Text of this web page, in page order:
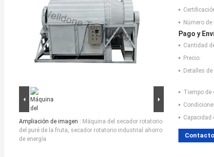
Ampliación de imagen : Máquina del secador rotatorio
del puré de la fruta, secador rotatorio industrial ahorro
de energía
Número de
Pago y
Cantidad
Precio:
Detalles
Tiempo de
Capacidad
Contacto